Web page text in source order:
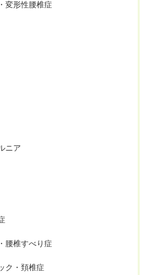
変形性腰椎症
ニア
腰椎すべり症
ク・頚椎症